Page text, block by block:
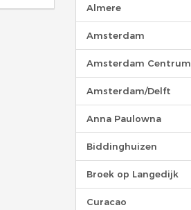
Almere
Amsterdam
Amsterdam Centrum
Amsterdam/Delft
Anna Paulowna
Biddinghuizen
Broek op Langedijk
Curacao